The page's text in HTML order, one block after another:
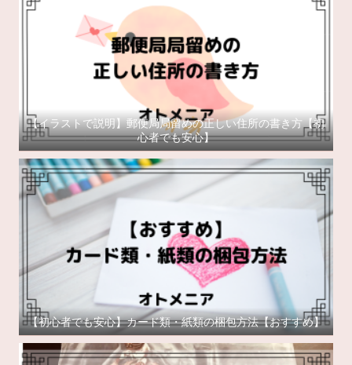
【イラストで説明】郵便局局留めの正しい住所の書き方【初
心者でも安心】
【初心者でも安心】カード類・紙類の梱包方法【おすすめ】